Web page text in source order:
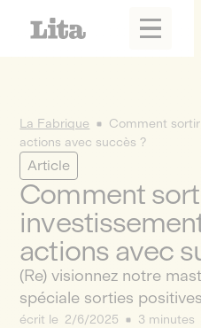
La Fabrique
Comment
actions avec succès ?
Article
Comment
actions avec
(Re) visionnez notre
spéciale sorties
écrit le 2/6/2025
3 minutes